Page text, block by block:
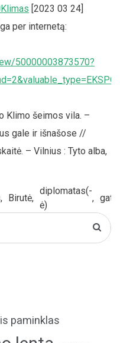
[2023 03 24]
per internetą:
50000003873570?
Klimo šeimos vila. –
gale ir išnašose //
– Vilnius : Tyto alba,
, Birutė,
diplomatas(-
ė)
,
paminklas